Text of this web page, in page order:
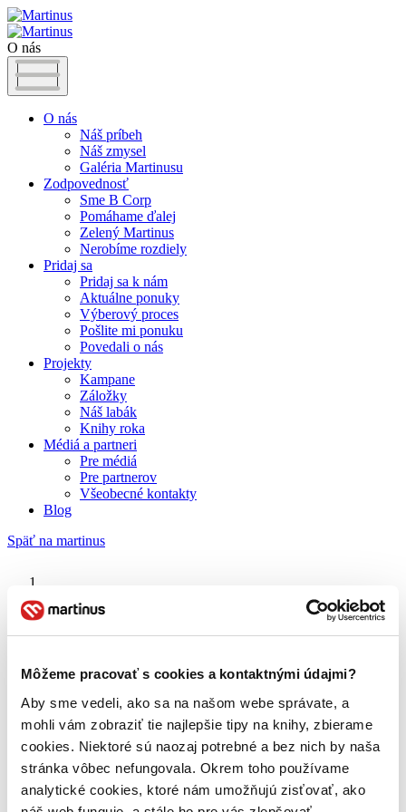
Môžeme pracovať s cookies a kontaktnými údajmi?
Aby sme vedeli, ako sa na našom webe správate, a
mohli vám zobraziť tie najlepšie tipy na knihy, zbierame
cookies. Niektoré sú naozaj potrebné a bez nich by naša
stránka vôbec nefungovala. Okrem toho používame
analytické cookies, ktoré nám umožňujú zisťovať, ako
O nás
O nás
Náš príbeh
Náš zmysel
Galéria Martinusu
Zodpovednosť
Sme B Corp
Pomáhame ďalej
Zelený Martinus
Nerobíme rozdiely
Pridaj sa
Pridaj sa k nám
Aktuálne ponuky
Výberový proces
Pošlite mi ponuku
Povedali o nás
Projekty
Kampane
Záložky
Náš labák
Knihy roka
Médiá a partneri
Pre médiá
Pre partnerov
Všeobecné kontakty
Blog
Späť na martinus
Maturiťák
O nás
Náš príbeh
Galéria Martinusu
Zodpovednosť
Sme B Corp